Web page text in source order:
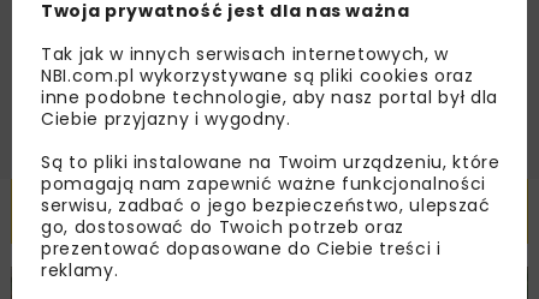
handlowej w postaci newslettera.
ZAPISZ MNIE
Powiązane artykuły
Twoja prywatność jest dla nas ważna
Tak jak w innych serwisach internetowych, w
NBI.com.pl wykorzystywane są pliki cookies oraz
inne podobne technologie, aby nasz portal był dla
Ciebie przyjazny i wygodny.
Są to pliki instalowane na Twoim urządzeniu, które
pomagają nam zapewnić ważne funkcjonalności
serwisu, zadbać o jego bezpieczeństwo, ulepszać
go, dostosować do Twoich potrzeb oraz
prezentować dopasowane do Ciebie treści i
reklamy.